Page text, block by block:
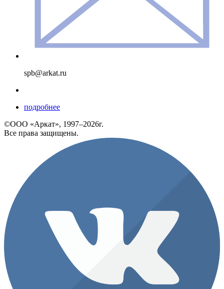
spb@arkat.ru
подробнее
©ООО «Аркат», 1997–2026г.
Все права защищены.